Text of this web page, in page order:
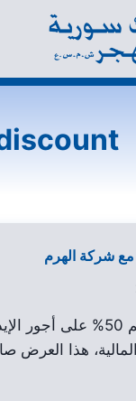
شركة الهرم
احصل على حسم 50% على
هذا العرض